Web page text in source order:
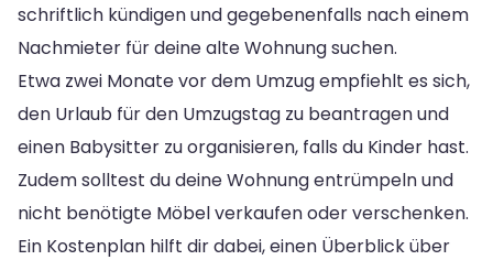
schriftlich kündigen und gegebenenfalls nach einem
Nachmieter für deine alte Wohnung suchen.
Etwa zwei Monate vor dem Umzug empfiehlt es sich,
den Urlaub für den Umzugstag zu beantragen und
einen Babysitter zu organisieren, falls du Kinder hast.
Zudem solltest du deine Wohnung entrümpeln und
nicht benötigte Möbel verkaufen oder verschenken.
Ein Kostenplan hilft dir dabei, einen Überblick über